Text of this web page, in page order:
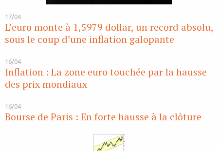
17/04
L’euro monte à 1,5979 dollar, un record absolu,
sous le coup d’une inflation galopante
16/04
Inflation : La zone euro touchée par la hausse
des prix mondiaux
16/04
Bourse de Paris : En forte hausse à la clôture